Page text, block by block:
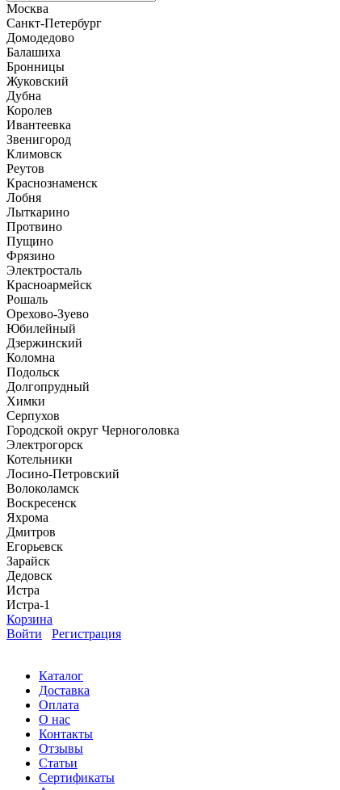
Москва
Санкт-Петербург
Домодедово
Балашиха
Бронницы
Жуковский
Дубна
Королев
Ивантеевка
Звенигород
Климовск
Реутов
Краснознаменск
Лобня
Лыткарино
Протвино
Пущино
Фрязино
Электросталь
Красноармейск
Рошаль
Орехово-Зуево
Юбилейный
Дзержинский
Коломна
Подольск
Долгопрудный
Химки
Серпухов
Городской округ Черноголовка
Электрогорск
Котельники
Лосино-Петровский
Волоколамск
Воскресенск
Яхрома
Дмитров
Егорьевск
Зарайск
Дедовск
Истра
Истра-1
Корзина
Войти
Регистрация
Каталог
Доставка
Оплата
О нас
Контакты
Отзывы
Статьи
Сертификаты